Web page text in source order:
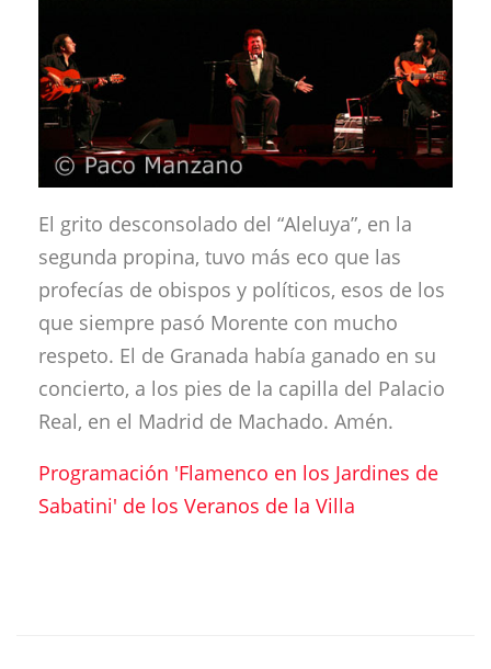
El grito desconsolado del “Aleluya”, en la
segunda propina, tuvo más eco que las
profecías de obispos y políticos, esos de los
que siempre pasó Morente con mucho
respeto. El de Granada había ganado en su
concierto, a los pies de la capilla del Palacio
Real, en el Madrid de Machado. Amén.
Programación 'Flamenco en los Jardines de
Sabatini' de los Veranos de la Villa